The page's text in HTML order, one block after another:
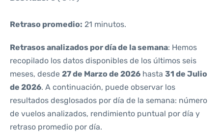
Retraso promedio: 21 minutos.
Retrasos analizados por día de la semana: Hemos
recopilado los datos disponibles de los últimos seis
meses, desde 27 de Marzo de 2026 hasta 31 de Julio
de 2026. A continuación, puede observar los
resultados desglosados por día de la semana: número
de vuelos analizados, rendimiento puntual por día y
retraso promedio por día.